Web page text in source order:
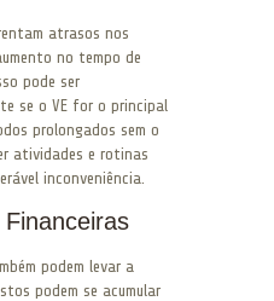
atrasos nos
no tempo de
pode ser
se o VE for o principal
prolongados sem o
atividades e rotinas
inconveniência.
podem levar a
podem se acumular